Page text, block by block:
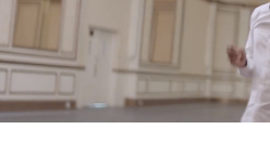
PODCAST
NEWSLETTER